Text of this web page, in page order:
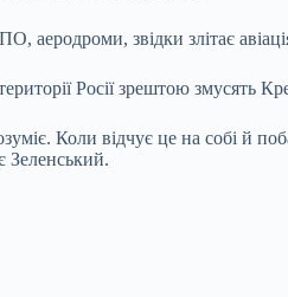
звідки злітає
Росії зрештою змусять
Коли відчує це на собі й
Зеленський.